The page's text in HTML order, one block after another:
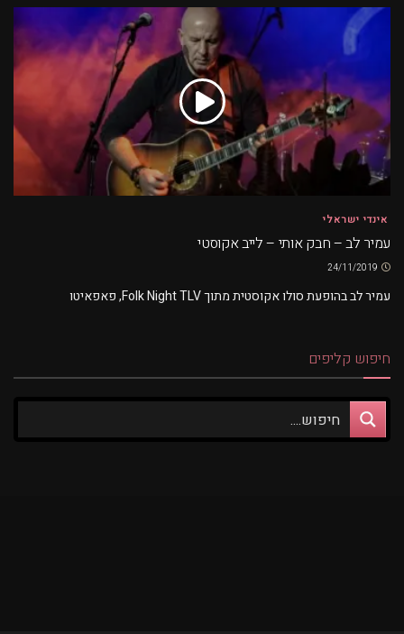
אינדי ישראלי
עמיר לב – חבק אותי – לייב אקוסטי
עמיר לב בהופעת סולו אקוסטית מתוך Folk Night TLV, פאפאיטו
חיפוש קליפים